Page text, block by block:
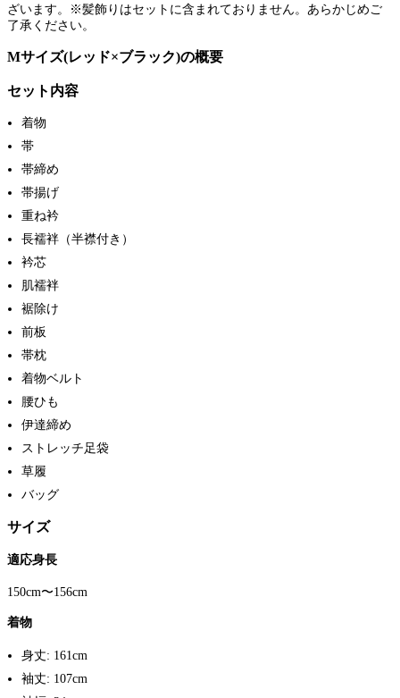
ざいます。※髪飾りはセットに含まれておりません。あらかじめご
了承ください。
Mサイズ(レッド×ブラック)の概要
セット内容
着物
帯
帯締め
帯揚げ
重ね衿
長襦袢（半襟付き）
衿芯
肌襦袢
裾除け
前板
帯枕
着物ベルト
腰ひも
伊達締め
ストレッチ足袋
草履
バッグ
サイズ
適応身長
150cm〜156cm
着物
身丈: 161cm
袖丈: 107cm